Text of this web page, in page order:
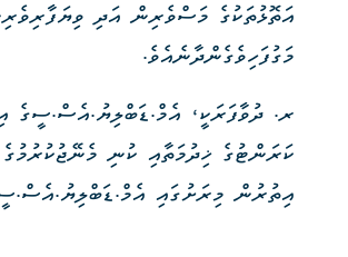
އަތޮޅުތަކުގެ މަސްވެރިން އަދި
މަގުފަހިވެގެންދާނެއެވެ.
ރ. ދުވާފަރަކީ،
ކަރަންޓުގެ ޚިދުމަތާއި ކުނި
އިތުރުން މިރަށުގައި